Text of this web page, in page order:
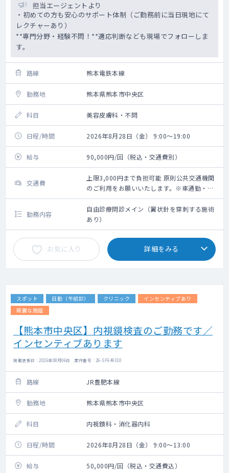
担当エージェントより
・初めての方も安心のサポート体制（ご勤務前に当日現地にて
レクチャーあり）
**専門分野・経験不問！**適応判断なども現場でフォローしま
す。
路線 熊本電鉄本線
勤務地 熊本県熊本市中央区
科目 美容皮膚科・不問
日程/時間 2026年8月28日（金） 9:00～19:00
給与 90,000円/回（税込・交通費別）
交通費
上限3,000円まで負担可能 原則公共交通機関
のご利用をお願いいたします。※車通勤・タ
クシー利用要相談
勤務内容
自由診療問診メイン（翼状針を穿刺する施術
あり）
お気に入り 詳細をみる
スポット 日勤（午前診） クリニック
インセンティブあり
綺麗な施設
【熊本市中央区】内視鏡検査のご勤務です／
インセンティブあります
掲載更新日 : 2026年08月06日 案件番号 : 26-SF649310
路線 JR豊肥本線
勤務地 熊本県熊本市中央区
科目 内視鏡科・消化器内科
日程/時間 2026年8月28日（金） 9:00～13:00
給与 50,000円/回（税込・交通費込）